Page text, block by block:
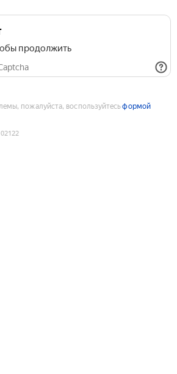
продолжить
пожалуйста, воспользуйтесьформой